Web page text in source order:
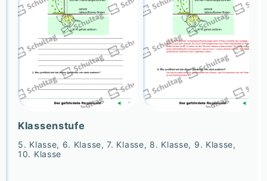
Klassenstufe
5. Klasse, 6. Klasse, 7. Klasse, 8. Klasse, 9. Klasse,
10. Klasse